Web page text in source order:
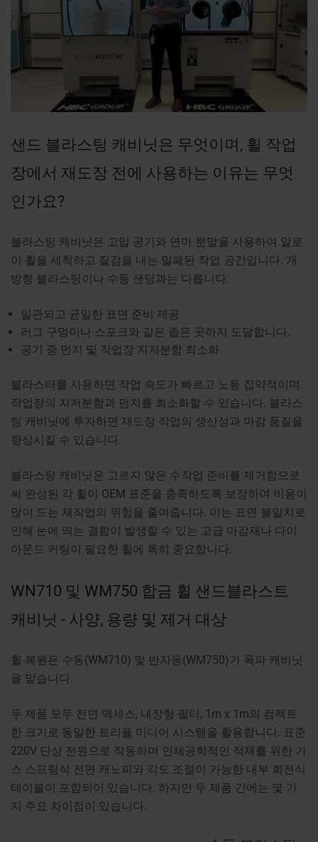
샌드 블라스팅 캐비닛은 무엇이며, 휠 작업
장에서 재도장 전에 사용하는 이유는 무엇
인가요?
블라스팅 캐비닛은 고압 공기와 연마 분말을 사용하여 알로
이 휠을 세척하고 질감을 내는 밀폐된 작업 공간입니다. 개
방형 블라스팅이나 수동 샌딩과는 다릅니다:
일관되고 균일한 표면 준비 제공
러그 구멍이나 스포크와 같은 좁은 곳까지 도달합니다.
공기 중 먼지 및 작업장 지저분함 최소화
블라스터를 사용하면 작업 속도가 빠르고 노동 집약적이며
작업장의 지저분함과 먼지를 최소화할 수 있습니다. 블라스
팅 캐비닛에 투자하면 재도장 작업의 생산성과 마감 품질을
향상시킬 수 있습니다.
블라스팅 캐비닛은 고르지 않은 수작업 준비를 제거함으로
써 완성된 각 휠이 OEM 표준을 충족하도록 보장하여 비용이
많이 드는 재작업의 위험을 줄여줍니다. 이는 표면 불일치로
인해 눈에 띄는 결함이 발생할 수 있는 고급 마감재나 다이
아몬드 커팅이 필요한 휠에 특히 중요합니다.
WN710 및 WM750 합금 휠 샌드블라스트
캐비닛 - 사양, 용량 및 제거 대상
휠 복원은 수동(WM710) 및 반자동(WM750)가 폭파 캐비닛
을 맡습니다.
두 제품 모두 전면 액세스, 내장형 필터, 1m x 1m의 컴팩트
한 크기로 동일한 트리플 미디어 시스템을 활용합니다. 표준
220V 단상 전원으로 작동하며 인체공학적인 적재를 위한 가
스 스프링식 전면 캐노피와 각도 조절이 가능한 내부 회전식
테이블이 포함되어 있습니다. 하지만 두 제품 간에는 몇 가
지 주요 차이점이 있습니다.